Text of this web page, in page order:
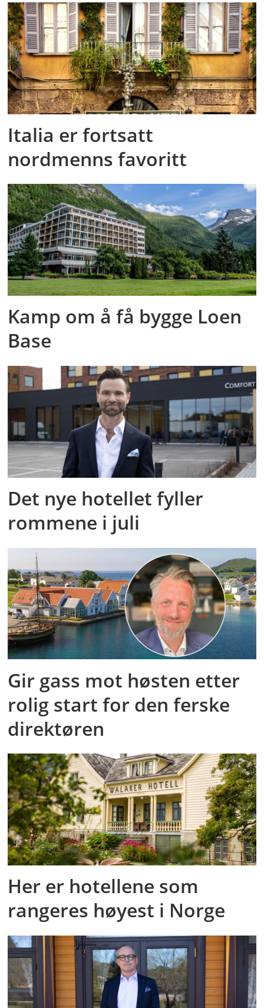
Italia er fortsatt
nordmenns favoritt
Kamp om å få bygge Loen
Base
Det nye hotellet fyller
rommene i juli
Gir gass mot høsten etter
rolig start for den ferske
direktøren
Her er hotellene som
rangeres høyest i Norge